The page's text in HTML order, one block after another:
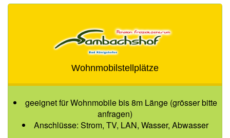
Wohnmobilstellplätze
geeignet für Wohnmobile bis 8m Länge (grösser bitte
anfragen)
Anschlüsse: Strom, TV, LAN, Wasser, Abwasser